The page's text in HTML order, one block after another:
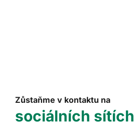
Zůstaňme v kontaktu na
sociálních sítích